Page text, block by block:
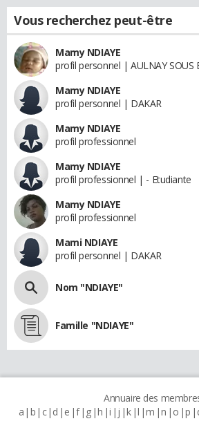
Vous recherchez peut-être
Mamy NDIAYE
profil personnel | AULNAY SOUS
Mamy NDIAYE
profil personnel | DAKAR
Mamy NDIAYE
profil professionnel
Mamy NDIAYE
profil professionnel | - Etudiante
Mamy NDIAYE
profil professionnel
Mami NDIAYE
profil personnel | DAKAR
Nom "NDIAYE"
Famille "NDIAYE"
Annuaire des
a b c d e f g h i j k l m n o p